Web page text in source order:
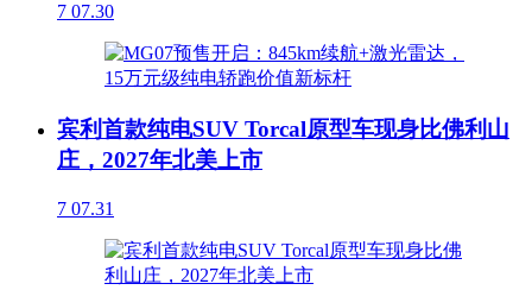
7 07.30
宾利首款纯电SUV Torcal原型车现身比佛利山
庄，2027年北美上市
7 07.31